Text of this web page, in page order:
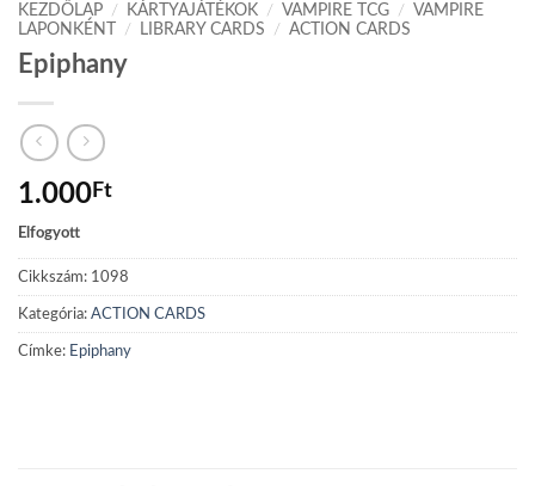
KEZDŐLAP / KÁRTYAJÁTÉKOK / VAMPIRE TCG /
VAMPIRE
LAPONKÉNT
/ LIBRARY CARDS / ACTION CARDS
Epiphany
1.000Ft
Elfogyott
Cikkszám: 1098
Kategória: ACTION CARDS
Címke: Epiphany